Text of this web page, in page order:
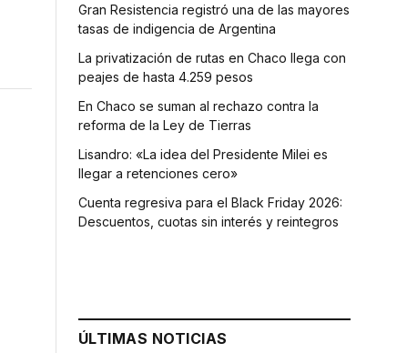
Gran Resistencia registró una de las mayores
tasas de indigencia de Argentina
La privatización de rutas en Chaco llega con
peajes de hasta 4.259 pesos
En Chaco se suman al rechazo contra la
reforma de la Ley de Tierras
Lisandro: «La idea del Presidente Milei es
llegar a retenciones cero»
Cuenta regresiva para el Black Friday 2026:
Descuentos, cuotas sin interés y reintegros
ÚLTIMAS NOTICIAS